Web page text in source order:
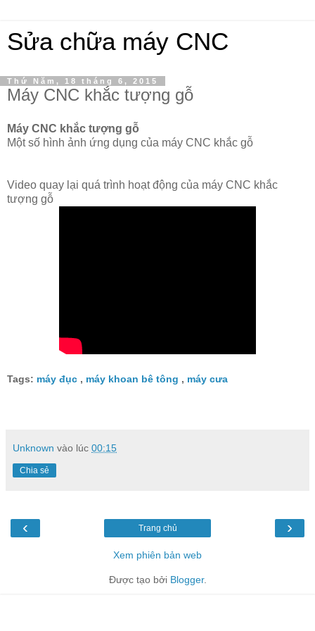
Sửa chữa máy CNC
Thứ Năm, 18 tháng 6, 2015
Máy CNC khắc tượng gỗ
Máy CNC khắc tượng gỗ
Một số hình ảnh ứng dụng của máy CNC khắc gỗ
Video quay lại quá trình hoạt động của máy CNC khắc
tượng gỗ
Tags: máy đục , máy khoan bê tông , máy cưa
Unknown vào lúc 00:15
Chia sẻ
‹ ›
Trang chủ
Xem phiên bản web
Được tạo bởi Blogger.